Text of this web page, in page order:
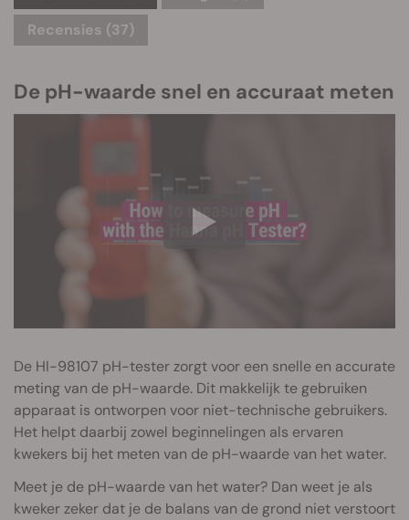
Recensies (37)
De pH-waarde snel en accuraat meten
De HI-98107 pH-tester zorgt voor een snelle en accurate
meting van de pH-waarde. Dit makkelijk te gebruiken
apparaat is ontworpen voor niet-technische gebruikers.
Het helpt daarbij zowel beginnelingen als ervaren
kwekers bij het meten van de pH-waarde van het water.
Meet je de pH-waarde van het water? Dan weet je als
kweker zeker dat je de balans van de grond niet verstoort